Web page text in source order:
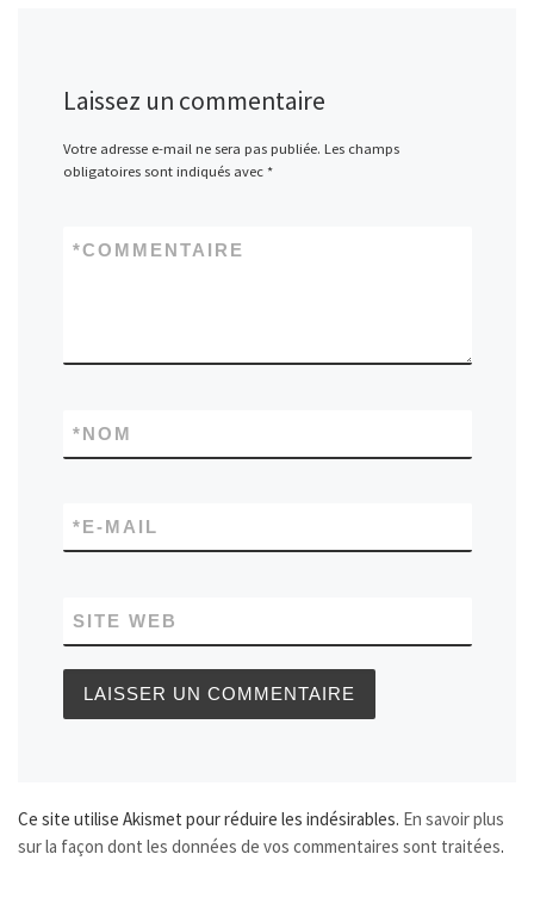
Laissez un commentaire
Votre adresse e-mail ne sera pas publiée. Les champs
obligatoires sont indiqués avec *
COMMENTAIRE
*
NOM
*
E-MAIL
*
SITE WEB
Ce site utilise Akismet pour réduire les indésirables. En savoir plus
sur la façon dont les données de vos commentaires sont traitées.